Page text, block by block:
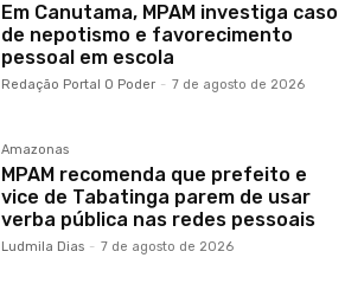
Em Canutama, MPAM investiga caso
de nepotismo e favorecimento
pessoal em escola
Redação Portal O Poder - 7 de agosto de 2026
Amazonas
MPAM recomenda que prefeito e
vice de Tabatinga parem de usar
verba pública nas redes pessoais
Ludmila Dias - 7 de agosto de 2026